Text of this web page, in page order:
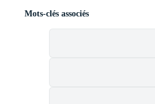
Mots-clés associés